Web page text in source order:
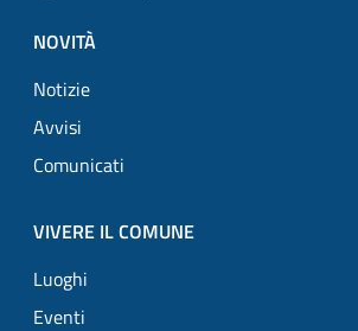
NOVITÀ
Notizie
Avvisi
Comunicati
VIVERE IL COMUNE
Luoghi
Eventi